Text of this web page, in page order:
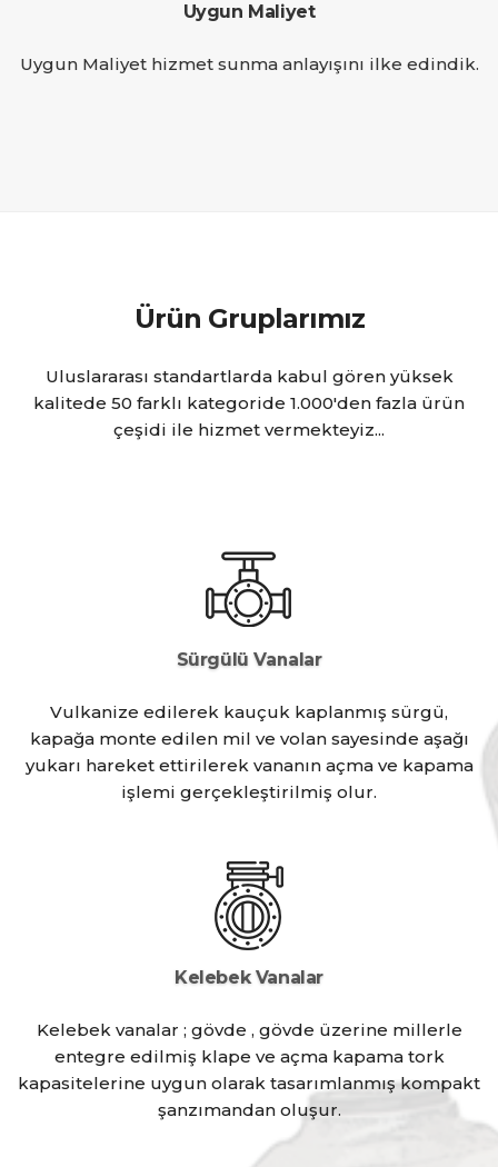
Uygun Maliyet
Uygun Maliyet hizmet sunma anlayışını ilke edindik.
Ürün Gruplarımız
Uluslararası standartlarda kabul gören yüksek
kalitede 50 farklı kategoride 1.000'den fazla ürün
çeşidi ile hizmet vermekteyiz...
Sürgülü Vanalar
Vulkanize edilerek kauçuk kaplanmış sürgü,
kapağa monte edilen mil ve volan sayesinde aşağı
yukarı hareket ettirilerek vananın açma ve kapama
işlemi gerçekleştirilmiş olur.
Kelebek Vanalar
Kelebek vanalar ; gövde , gövde üzerine millerle
entegre edilmiş klape ve açma kapama tork
kapasitelerine uygun olarak tasarımlanmış kompakt
şanzımandan oluşur.